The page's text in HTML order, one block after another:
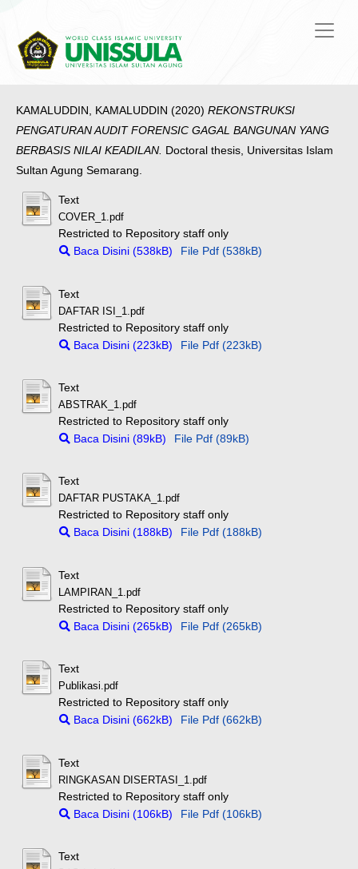
KAMALUDDIN, KAMALUDDIN (2020) REKONSTRUKSI
PENGATURAN AUDIT FORENSIC GAGAL BANGUNAN YANG
BERBASIS NILAI KEADILAN. Doctoral thesis, Universitas Islam
Sultan Agung Semarang.
Text
COVER_1.pdf
Restricted to Repository staff only
Baca Disini (538kB)
File Pdf (538kB)
Text
DAFTAR ISI_1.pdf
Restricted to Repository staff only
Baca Disini (223kB)
File Pdf (223kB)
Text
ABSTRAK_1.pdf
Restricted to Repository staff only
Baca Disini (89kB)
File Pdf (89kB)
Text
DAFTAR PUSTAKA_1.pdf
Restricted to Repository staff only
Baca Disini (188kB)
File Pdf (188kB)
Text
LAMPIRAN_1.pdf
Restricted to Repository staff only
Baca Disini (265kB)
File Pdf (265kB)
Text
Publikasi.pdf
Restricted to Repository staff only
Baca Disini (662kB)
File Pdf (662kB)
Text
RINGKASAN DISERTASI_1.pdf
Restricted to Repository staff only
Baca Disini (106kB)
File Pdf (106kB)
Text